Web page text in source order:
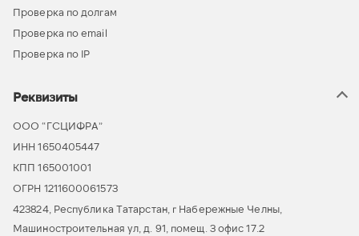
Проверка по долгам
Проверка по email
Проверка по IP
Реквизиты
ООО “ГСЦИФРА”
ИНН 1650405447
КПП 165001001
ОГРН 1211600061573
423824, Республика Татарстан, г Набережные Челны,
Машиностроительная ул, д. 91, помещ. 3 офис 17.2